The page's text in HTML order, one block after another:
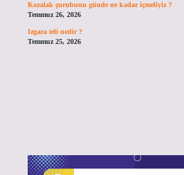
Kozalak şurubunu günde ne kadar içmeliyiz ?
Temmuz 26, 2026
Izgara teli nedir ?
Temmuz 25, 2026